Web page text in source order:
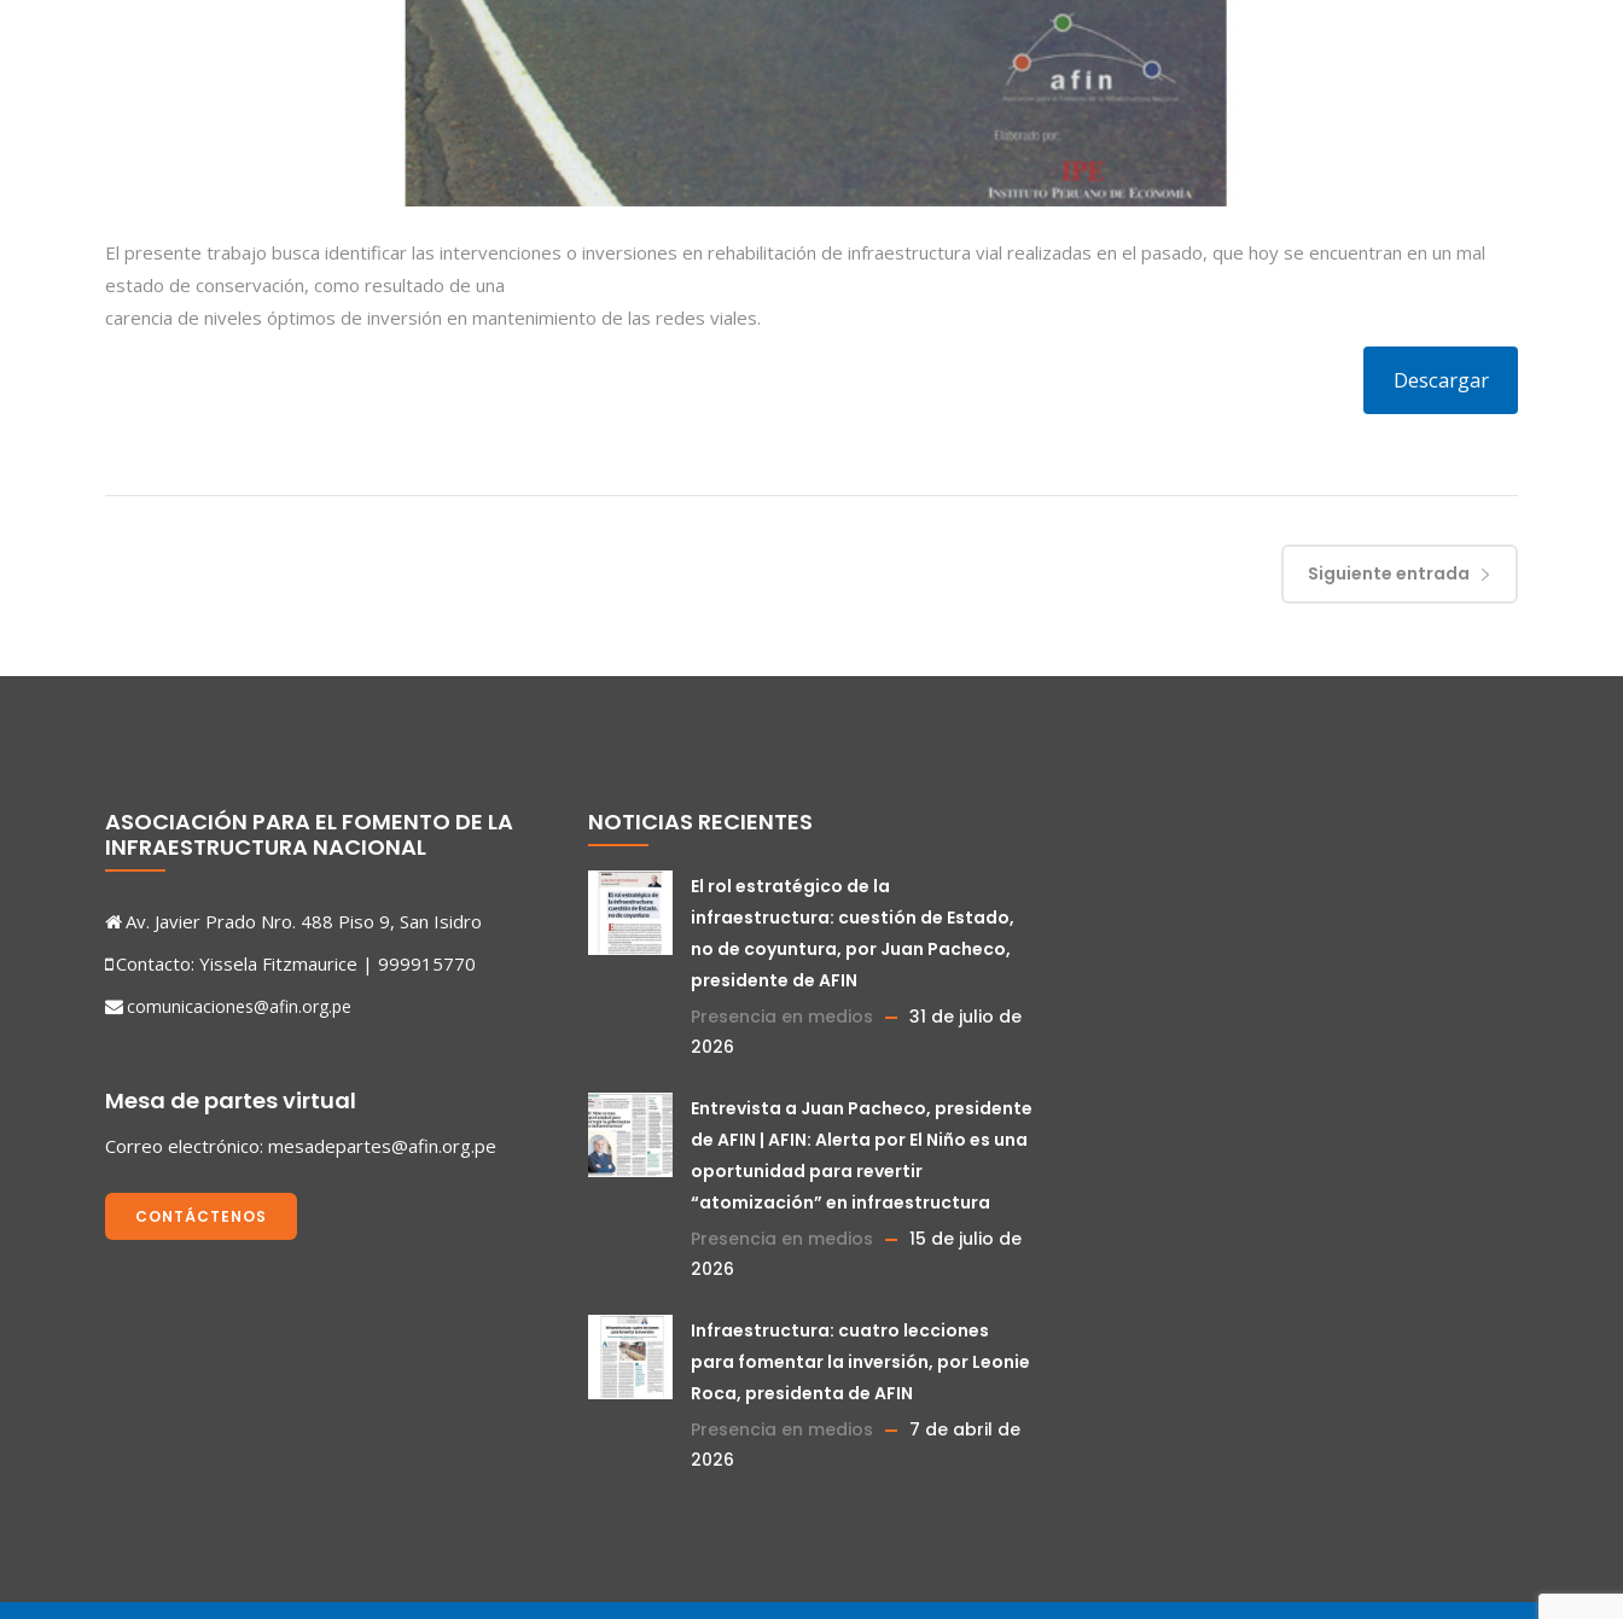
El presente trabajo busca identificar las intervenciones o inversiones en rehabilitación de infraestructura vial realizadas en el pasado, que hoy se encuentran en un mal
estado de conservación, como resultado de una
carencia de niveles óptimos de inversión en mantenimiento de las redes viales.
Descargar
Siguiente entrada
ASOCIACIÓN PARA EL FOMENTO DE LA
INFRAESTRUCTURA NACIONAL
Av. Javier Prado Nro. 488 Piso 9, San Isidro
Contacto: Yissela Fitzmaurice | 999915770
comunicaciones@afin.org.pe
Mesa de partes virtual
Correo electrónico: mesadepartes@afin.org.pe
CONTÁCTENOS
NOTICIAS RECIENTES
El rol estratégico de la
infraestructura: cuestión de Estado,
no de coyuntura, por Juan Pacheco,
presidente de AFIN
Presencia en medios
31 de julio de
2026
Entrevista a Juan Pacheco, presidente
de AFIN | AFIN: Alerta por El Niño es una
oportunidad para revertir
“atomización” en infraestructura
Presencia en medios
15 de julio de
2026
Infraestructura: cuatro lecciones
para fomentar la inversión, por Leonie
Roca, presidenta de AFIN
Presencia en medios
7 de abril de
2026